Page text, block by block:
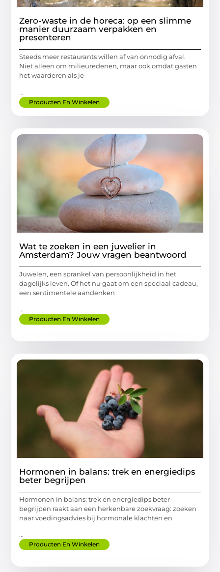
Zero-waste in de horeca: op een slimme
manier duurzaam verpakken en
presenteren
Steeds meer restaurants willen af van onnodig afval.
Niet alleen om milieuredenen, maar ook omdat gasten
het waarderen als je
...
Producten En Winkelen
Wat te zoeken in een juwelier in
Amsterdam? Jouw vragen beantwoord
Juwelen, een sprankel van persoonlijkheid in het
dagelijks leven. Of het nu gaat om een speciaal cadeau,
een sentimentele aandenken
...
Producten En Winkelen
Hormonen in balans: trek en energiedips
beter begrijpen
Hormonen in balans: trek en energiedips beter
begrijpen raakt aan een herkenbare zoekvraag: zoeken
naar voedingsadvies bij hormonale klachten en
...
Producten En Winkelen